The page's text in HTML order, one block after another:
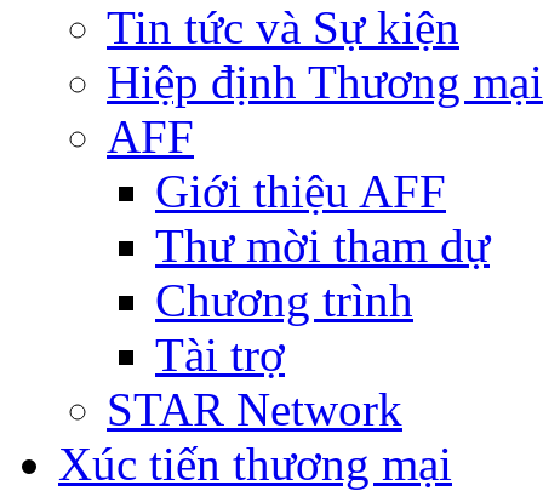
Tin tức và Sự kiện
Hiệp định Thương
AFF
Giới thiệu AFF
Thư mời tham dự
Chương trình
Tài trợ
STAR Network
Xúc tiến thương mại